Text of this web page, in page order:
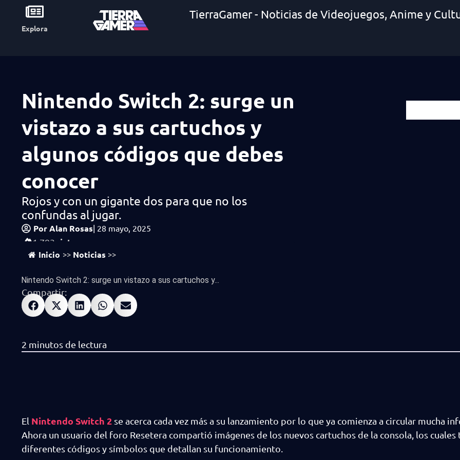
Explora
TierraGamer - Noticias de Videojuegos, Anime y
Nintendo Switch 2: surge un
vistazo a sus cartuchos y
algunos códigos que debes
conocer
Rojos y con un gigante dos para que no los
confundas al jugar.
PorAlan Rosas| 28 mayo, 2025
1,793 vistas
Inicio >> Noticias >>
Nintendo Switch 2: surge un vistazo a sus cartuchos y...
Compartir:
El Nintendo Switch 2 se acerca cada vez más a su lanzamiento por lo que ya comienza a circular mucha
Ahora un usuario del foro Resetera compartió imágenes de los nuevos cartuchos de la consola, los cuales
diferentes códigos y símbolos que detallan su funcionamiento.